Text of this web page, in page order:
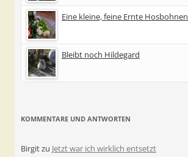
Eine kleine, feine Ernte Hosbohnen
Bleibt noch Hildegard
KOMMENTARE UND ANTWORTEN
Birgitzu Jetzt war ich wirklich entsetzt